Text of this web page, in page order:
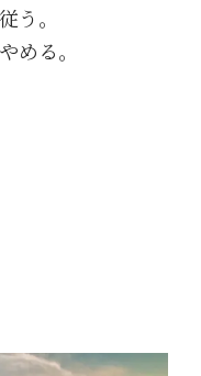
う。
める。